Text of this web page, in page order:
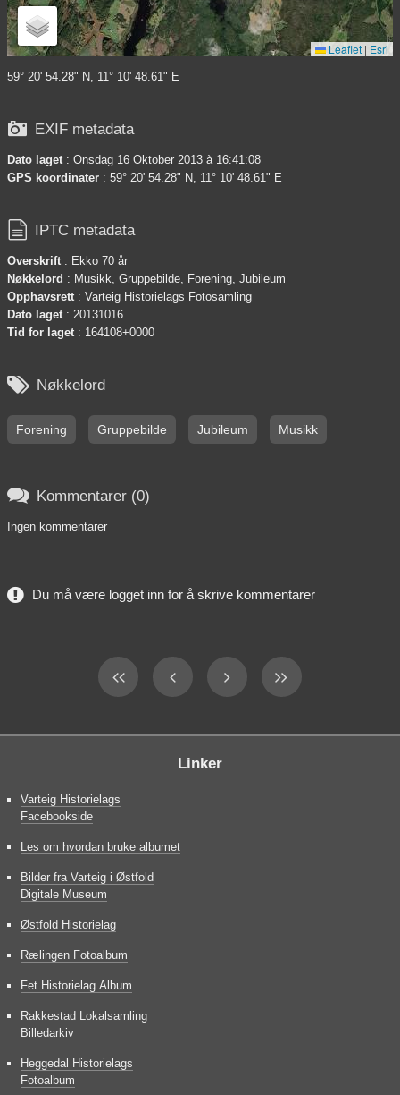
Leaflet | Esri
59° 20' 54.28" N, 11° 10' 48.61" E
 EXIF metadata
Dato laget: Onsdag 16 Oktober 2013 à 16:41:08
GPS koordinater : 59° 20' 54.28" N, 11° 10' 48.61" E
 IPTC metadata
Overskrift: Ekko 70 år
Nøkkelord : Musikk, Gruppebilde, Forening, Jubileum
Opphavsrett: Varteig Historielags Fotosamling
Dato laget: 20131016
Tid for laget: 164108+0000
 Nøkkelord
Forening Gruppebilde Jubileum Musikk
 Kommentarer (0)
Ingen kommentarer
Du må være logget inn for å skrive kommentarer
Linker
Varteig Historielags
Facebookside
Les om hvordan bruke albumet
Bilder fra Varteig i Østfold
Digitale Museum
Østfold Historielag
Rælingen Fotoalbum
Fet Historielag Album
Rakkestad Lokalsamling
Billedarkiv
Heggedal Historielags
Fotoalbum